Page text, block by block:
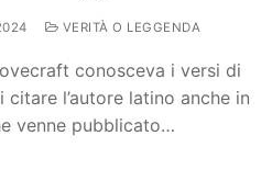
VERITÀ O LEGGENDA
conosceva i versi di
l’autore latino anche in
venne pubblicato…